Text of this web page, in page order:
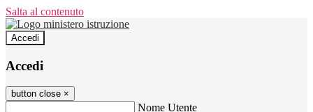
Salta al contenuto
Accedi
Accedi
button close ×
Nome Utente